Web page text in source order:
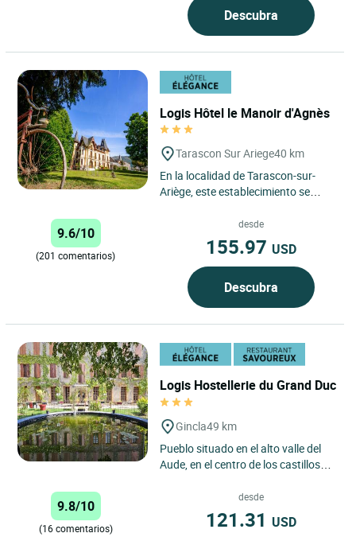
Descubra
Logis Hôtel le Manoir d'Agnès
Tarascon Sur Ariege40 km
En la localidad de Tarascon-sur-
Ariège, este establecimiento se
reformada con buen gusto,...
9.6/10
(201 comentarios)
desde
155.97 USD
Descubra
Logis Hostellerie du Grand Duc
Gincla49 km
Pueblo situado en el alto valle del
Aude, en el centro de los castillos
9.8/10
(16 comentarios)
desde
121.31 USD